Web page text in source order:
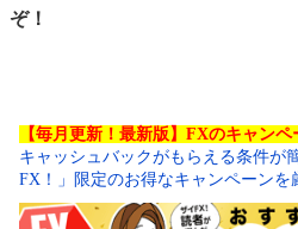
ぞ！
【毎月更新！最新版】FXのキャンペ
キャッシュバックがもらえる条件が
FX！」限定のお得なキャンペーンを